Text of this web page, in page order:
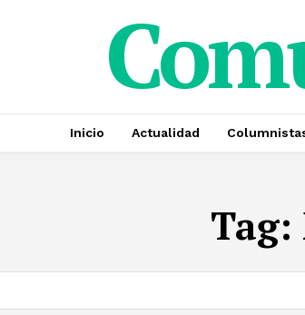
Inicio Actualidad
Tag: